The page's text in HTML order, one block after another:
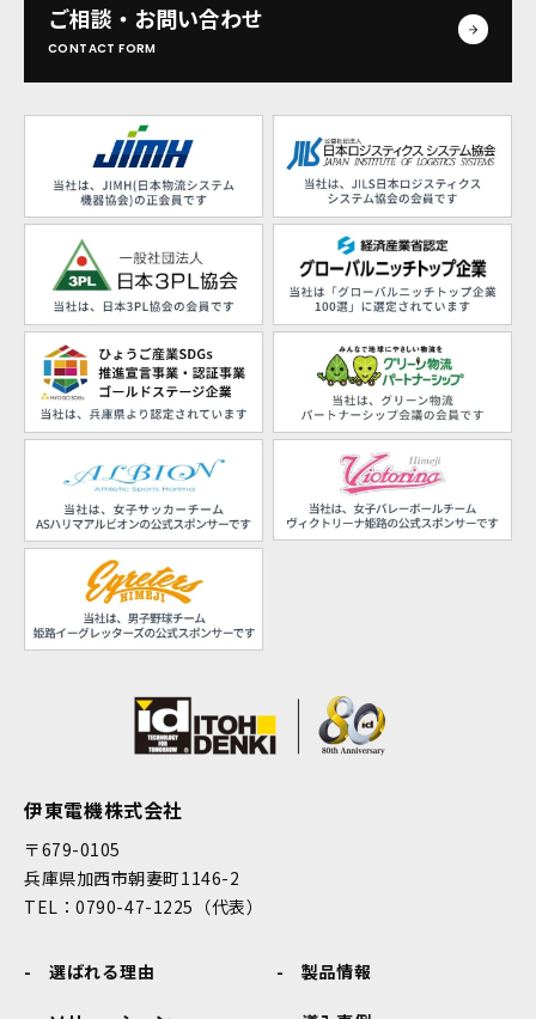
ご相談・お問い合わせ
CONTACT FORM
伊東電機株式会社
〒679-0105
兵庫県加西市朝妻町1146-2
TEL：0790-47-1225（代表）
選ばれる理由 製品情報